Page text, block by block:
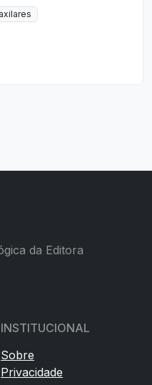
da Editora
INSTITUCIONAL
Sobre
Privacidade